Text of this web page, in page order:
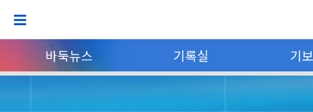
바둑뉴스 기록실 기